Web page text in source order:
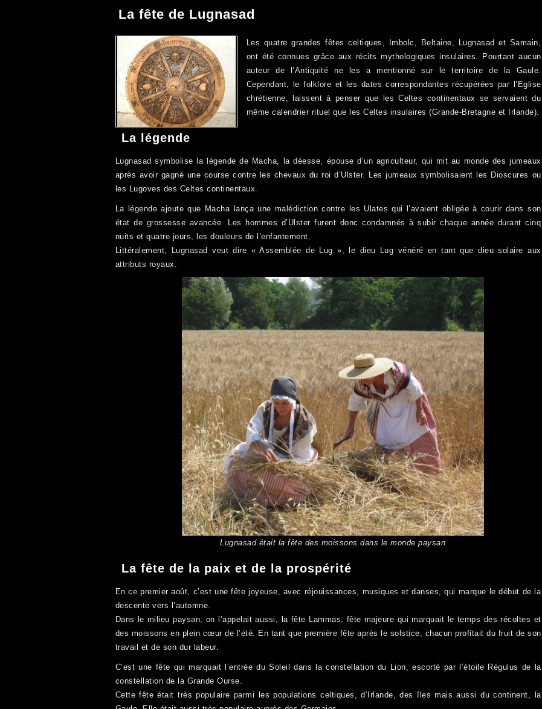
La fête de Lugnasad
Les quatre grandes fêtes celtiques, Imbolc, Beltaine, Lugnasad et Samain,
ont été connues grâce aux récits mythologiques insulaires. Pourtant aucun
auteur de l’Antiquité ne les a mentionné sur le territoire de la Gaule.
Cependant, le folklore et les dates correspondantes récupérées par l’Eglise
chrétienne, laissent à penser que les Celtes continentaux se servaient du
même calendrier rituel que les Celtes insulaires (Grande-Bretagne et Irlande).
La légende
Lugnasad symbolise la légende de Macha, la déesse, épouse d’un agriculteur, qui mit au monde des jumeaux
après avoir gagné une course contre les chevaux du roi d’Ulster. Les jumeaux symbolisaient les Dioscures ou
les Lugoves des Celtes continentaux.
La légende ajoute que Macha lança une malédiction contre les Ulates qui l’avaient obligée à courir dans son
état de grossesse avancée. Les hommes d’Ulster furent donc condamnés à subir chaque année durant cinq
nuits et quatre jours, les douleurs de l’enfantement.
Littéralement, Lugnasad veut dire « Assemblée de Lug », le dieu Lug vénéré en tant que dieu solaire aux
attributs royaux.
Lugnasad était la fête des moissons dans le monde paysan
La fête de la paix et de la prospérité
En ce premier août, c’est une fête joyeuse, avec réjouissances, musiques et danses, qui marque le début de la
descente vers l’automne.
Dans le milieu paysan, on l’appelait aussi, la fête Lammas, fête majeure qui marquait le temps des récoltes et
des moissons en plein cœur de l’été. En tant que première fête après le solstice, chacun profitait du fruit de son
travail et de son dur labeur.
C’est une fête qui marquait l’entrée du Soleil dans la constellation du Lion, escorté par l’étoile Régulus de la
constellation de la Grande Ourse.
Cette fête était très populaire parmi les populations celtiques, d’Irlande, des îles mais aussi du continent, la